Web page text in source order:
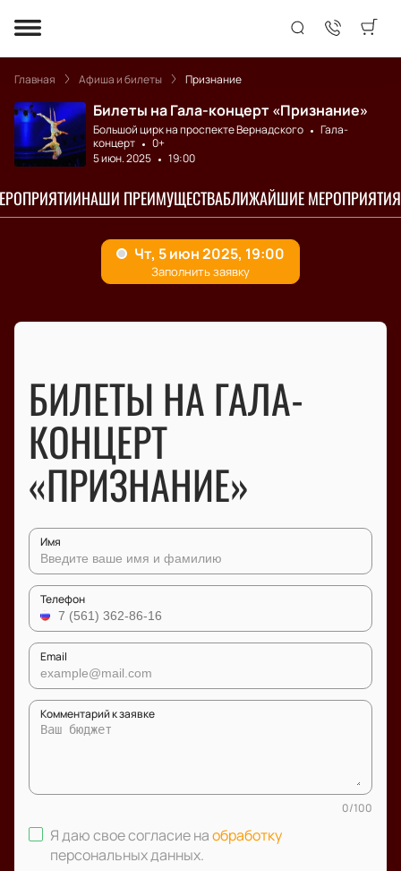
Главная Афиша и билеты Признание
Билеты на Гала-концерт «Признание»
Большой цирк на проспекте Вернадского
Гала-
концерт
0+
5 июн. 2025
19:00
НАШИ ПРЕИМУЩЕСТВАБЛИЖАЙШИЕ МЕРОПРИЯТИЯ
БИЛЕТЫ НА ГАЛА-
КОНЦЕРТ
«ПРИЗНАНИЕ»
Имя
Телефон
Email
Комментарий к заявке
0/100
Я даю свое согласие наобработку
персональных данных.